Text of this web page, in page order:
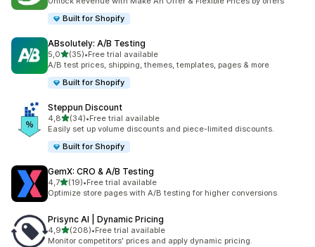
Built for Shopify
ABsolutely: A/B Testing
5,0/ 5 tähteä
(35)
35 arvostelua yhteensä
•Free trial available
A/B test prices, shipping, themes, templates, pages & more
Built for Shopify
Steppun Discount
4,8/ 5 tähteä
(34)
34 arvostelua yhteensä
•Free trial available
Easily set up volume discounts and piece-limited discounts.
Built for Shopify
GemX: CRO & A/B Testing
4,7/ 5 tähteä
(19)
19 arvostelua yhteensä
•Free trial available
Optimize store pages with A/B testing for higher conversions
Prisync AI | Dynamic Pricing
4,9/ 5 tähteä
(208)
208 arvostelua yhteensä
•Free trial available
Monitor competitors' prices and apply dynamic pricing.